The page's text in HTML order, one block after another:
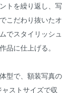
トを繰り返し、写
こだわり抜いたオ
でスタイリッシュ
品に仕上げる。
型で、額装写真の
ストサイズで収